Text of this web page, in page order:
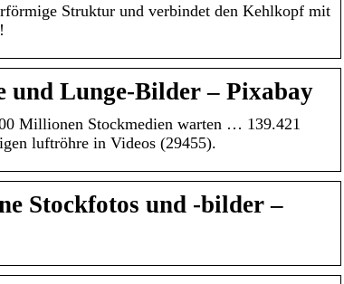
Struktur und verbindet den Kehlkopf mit
und Lunge-Bilder – Pixabay
Millionen Stockmedien warten … 139.421
luftröhre in Videos (29455).
Stockfotos und -bilder –